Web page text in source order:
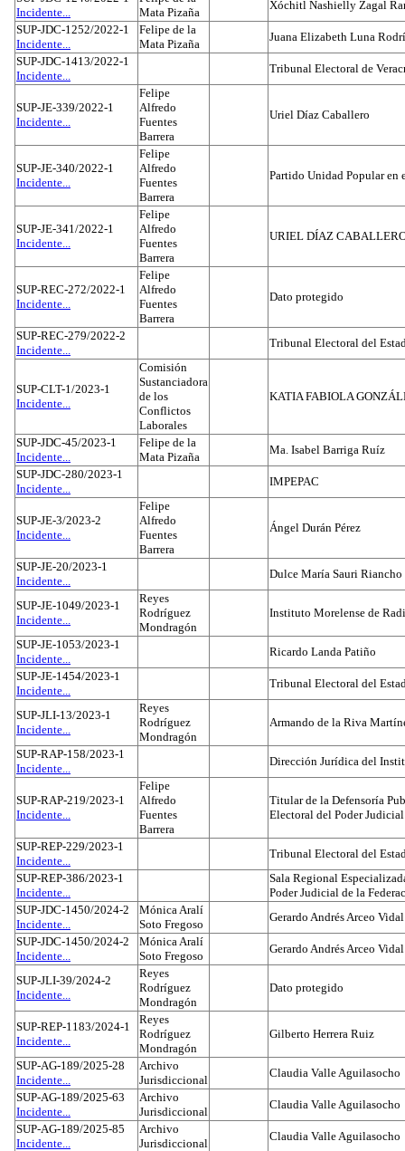
Incidente...
Mata Pizaña
Xóchitl Nashielly Zagal
SUP-JDC-1252/2022-1
Incidente...
Felipe de la
Mata Pizaña
Juana Elizabeth Luna
SUP-JDC-1413/2022-1
Incidente...
Tribunal Electoral de
SUP-JE-339/2022-1
Incidente...
Felipe
Alfredo
Fuentes
Barrera
Uriel Díaz Caballero
SUP-JE-340/2022-1
Incidente...
Felipe
Alfredo
Fuentes
Barrera
Partido Unidad Popular en
SUP-JE-341/2022-1
Incidente...
Felipe
Alfredo
Fuentes
Barrera
URIEL DÍAZ
SUP-REC-272/2022-1
Incidente...
Felipe
Alfredo
Fuentes
Barrera
Dato protegido
SUP-REC-279/2022-2
Incidente...
Tribunal Electoral del
SUP-CLT-1/2023-1
Incidente...
Comisión
Sustanciadora
de los
Conflictos
Laborales
KATIA FABIOLA
SUP-JDC-45/2023-1
Incidente...
Felipe de la
Mata Pizaña
Ma. Isabel Barriga Ruíz
SUP-JDC-280/2023-1
Incidente...
IMPEPAC
SUP-JE-3/2023-2
Incidente...
Felipe
Alfredo
Fuentes
Barrera
Ángel Durán Pérez
SUP-JE-20/2023-1
Incidente...
Dulce María Sauri
SUP-JE-1049/2023-1
Incidente...
Reyes
Rodríguez
Mondragón
Instituto Morelense de
SUP-JE-1053/2023-1
Incidente...
Ricardo Landa Patiño
SUP-JE-1454/2023-1
Incidente...
Tribunal Electoral del
SUP-JLI-13/2023-1
Incidente...
Reyes
Rodríguez
Mondragón
Armando de la Riva
SUP-RAP-158/2023-1
Incidente...
Dirección Jurídica del
SUP-RAP-219/2023-1
Incidente...
Felipe
Alfredo
Fuentes
Barrera
Titular de la Defensoría
Electoral del Poder
SUP-REP-229/2023-1
Incidente...
Tribunal Electoral del
SUP-REP-386/2023-1
Incidente...
Sala Regional
Poder Judicial de la
SUP-JDC-1450/2024-2
Incidente...
Mónica Aralí
Soto Fregoso
Gerardo Andrés Arceo Vidal
SUP-JDC-1450/2024-2
Incidente...
Mónica Aralí
Soto Fregoso
Gerardo Andrés Arceo Vidal
SUP-JLI-39/2024-2
Incidente...
Reyes
Rodríguez
Mondragón
Dato protegido
SUP-REP-1183/2024-1
Incidente...
Reyes
Rodríguez
Mondragón
Gilberto Herrera Ruiz
SUP-AG-189/2025-28
Incidente...
Archivo
Jurisdiccional
Claudia Valle Aguilasocho
SUP-AG-189/2025-63
Incidente...
Archivo
Jurisdiccional
Claudia Valle Aguilasocho
SUP-AG-189/2025-85
Incidente...
Archivo
Jurisdiccional
Claudia Valle Aguilasocho